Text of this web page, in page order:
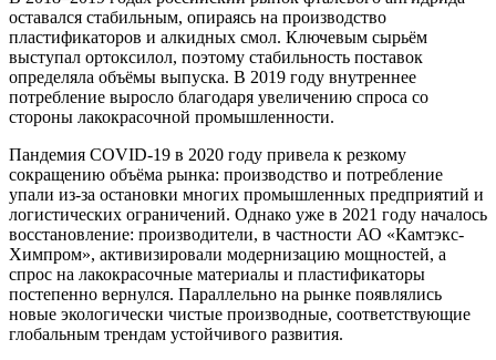
оставался стабильным, опираясь на производство
пластификаторов и алкидных смол. Ключевым сырьём
выступал ортоксилол, поэтому стабильность поставок
определяла объёмы выпуска. В 2019 году внутреннее
потребление выросло благодаря увеличению спроса со
стороны лакокрасочной промышленности.
Пандемия COVID-19 в 2020 году привела к резкому
сокращению объёма рынка: производство и потребление
упали из-за остановки многих промышленных предприятий и
логистических ограничений. Однако уже в 2021 году началось
восстановление: производители, в частности АО «Камтэкс-
Химпром», активизировали модернизацию мощностей, а
спрос на лакокрасочные материалы и пластификаторы
постепенно вернулся. Параллельно на рынке появлялись
новые экологически чистые производные, соответствующие
глобальным трендам устойчивого развития.